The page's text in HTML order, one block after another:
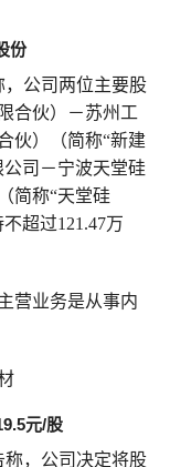
份
，公司两位主要股
合伙）－苏州工
伙）（简称“新建
司－宁波天堂硅
简称“天堂硅
超过121.47万
营业务是从事内
元/股
称，公司决定将股